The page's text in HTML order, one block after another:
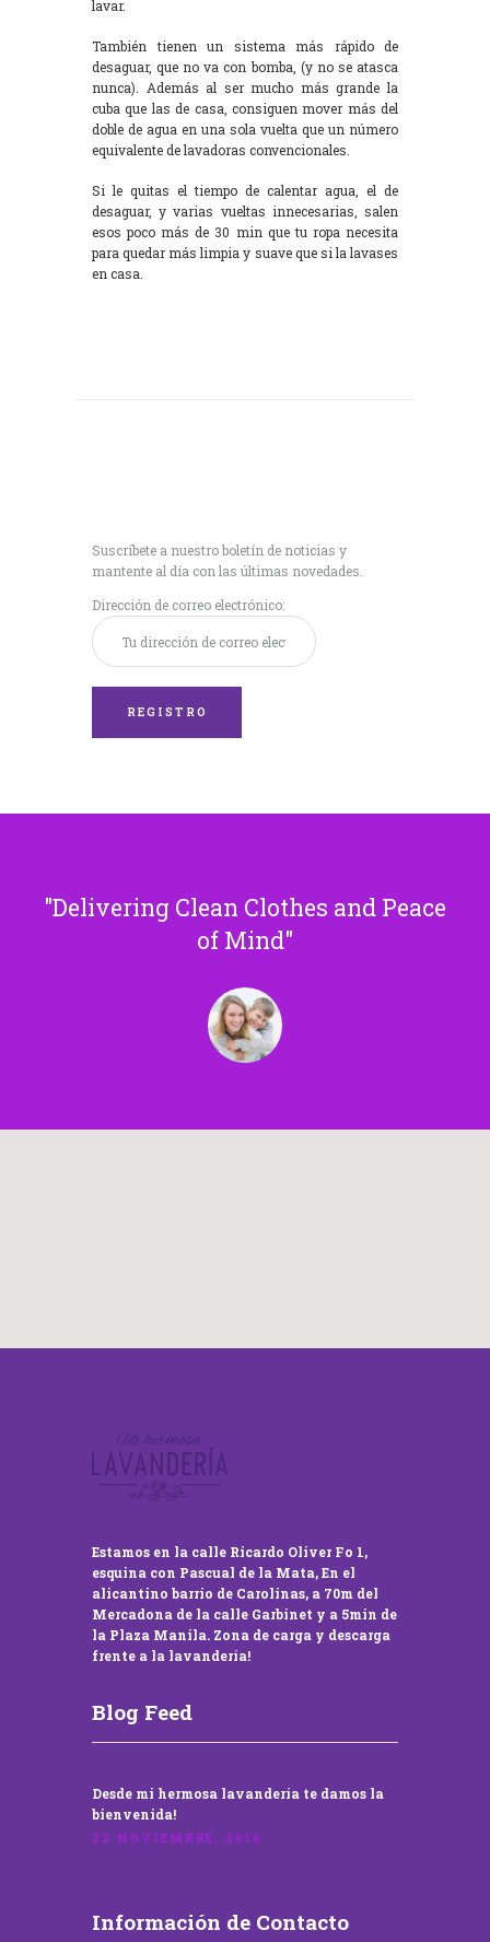
lavar.
También tienen un sistema más rápido de
desaguar, que no va con bomba, (y no se atasca
nunca). Además al ser mucho más grande la
cuba que las de casa, consiguen mover más del
doble de agua en una sola vuelta que un número
equivalente de lavadoras convencionales.
Si le quitas el tiempo de calentar agua, el de
desaguar, y varias vueltas innecesarias, salen
esos poco más de 30 min que tu ropa necesita
para quedar más limpia y suave que si la lavases
en casa.
Suscríbete a nuestro boletín de noticias y
mantente al día con las últimas novedades.
Dirección de correo electrónico:
Delivering Clean Clothes and Peace
of Mind
Estamos en la calle Ricardo Oliver Fo 1,
esquina con Pascual de la Mata, En el
alicantino barrio de Carolinas, a 70m del
Mercadona de la calle Garbinet y a 5min de
la Plaza Manila. Zona de carga y descarga
frente a la lavandería!
Blog Feed
Desde mi hermosa lavandería te damos la
bienvenida!
22 NOVIEMBRE, 2016
Información de Contacto